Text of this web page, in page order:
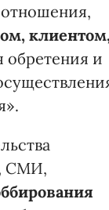
клиентом,
обретения и
СМИ,